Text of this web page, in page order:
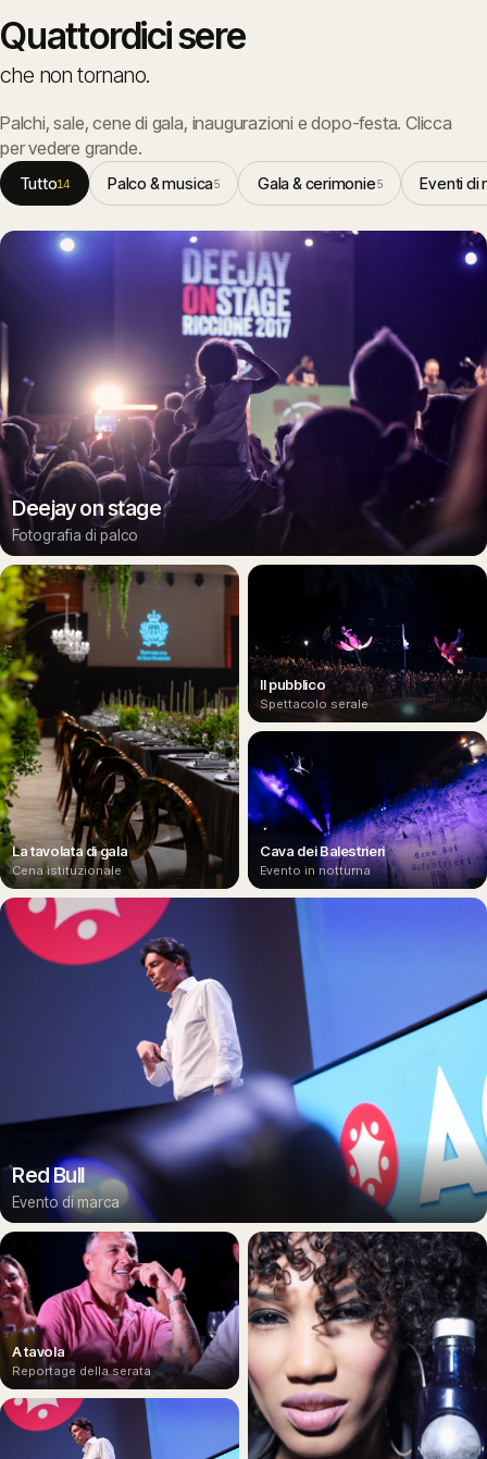
Quattordicisere
che non tornano.
Palchi, sale, cene di gala, inaugurazioni e dopo-festa. Clicca
per vedere grande.
Tutto14 Palco & musica5 Gala & cerimonie5 Eventi di
Deejay on stage
Fotografia di palco
La tavolata di gala
Cena istituzionale
Il pubblico
Spettacolo serale
Cava dei Balestrieri
Evento in notturna
Red Bull
Evento di marca
A tavola
Reportage della serata